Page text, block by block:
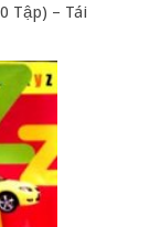
Tập) – Tái